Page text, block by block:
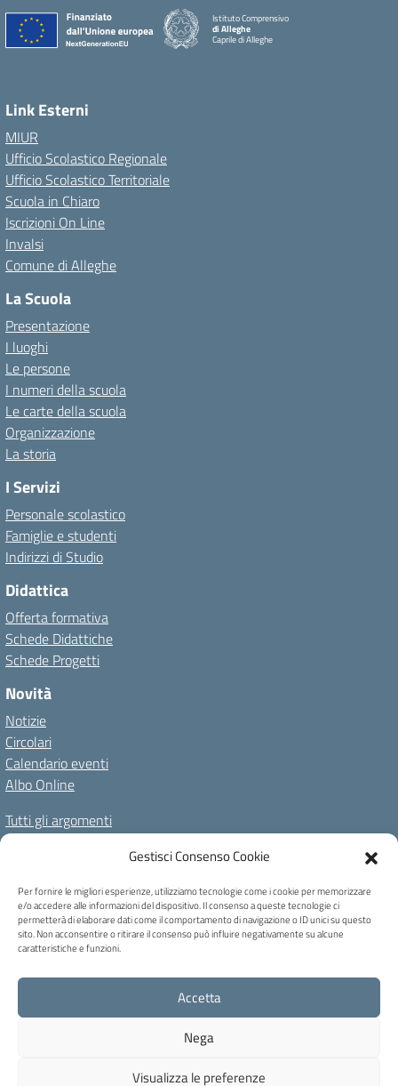
Gestisci Consenso Cookie
Per fornire le migliori esperienze, utilizziamo tecnologie come i cookie per memorizzare
e/o accedere alle informazioni del dispositivo. Il consenso a queste tecnologie ci
permetterà di elaborare dati come il comportamento di navigazione o ID unici su questo
sito. Non acconsentire o ritirare il consenso può influire negativamente su alcune
caratteristiche e funzioni.
Accetta
Nega
Visualizza le preferenze
Istituto Comprensivo
di Alleghe
Caprile di Alleghe
Link Esterni
MIUR
Ufficio Scolastico Regionale
Ufficio Scolastico Territoriale
Scuola in Chiaro
Iscrizioni On Line
Invalsi
Comune di Alleghe
La Scuola
Presentazione
I luoghi
Le persone
I numeri della scuola
Le carte della scuola
Organizzazione
La storia
I Servizi
Personale scolastico
Famiglie e studenti
Indirizzi di Studio
Didattica
Offerta formativa
Schede Didattiche
Schede Progetti
Novità
Notizie
Circolari
Calendario eventi
Albo Online
Tutti gli argomenti
Il nostro territorio
Amministrazione TrasparenteAlbo OnlinePrivacy Policy
Dichiarazione di accessibilitàNote legaliCookie Policy
C.F. 80004740256 - Codice univoco ufficio: UFB6QF - Via Carducci, 6 -
Caprile di Alleghe (BL) - Tel 0437 721159 - blic82700b@pec.istruzione.it -
blic82700b@istruzione.it
Concept & Design by Designers Italia